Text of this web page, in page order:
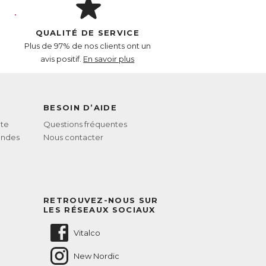
QUALITÉ DE SERVICE
Plus de 97% de nos clients ont un
avis positif. En savoir plus
BESOIN D’AIDE
Questions fréquentes
Nous contacter
RETROUVEZ-NOUS SUR
LES RÉSEAUX SOCIAUX
Vitalco
New Nordic